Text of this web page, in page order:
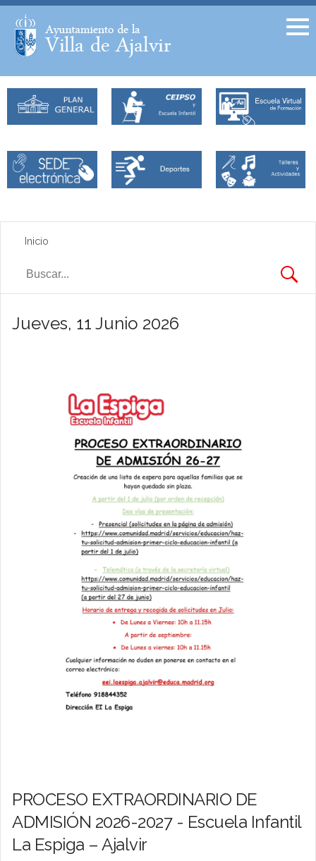
Facebook
Inicio
Jueves, 11 Junio 2026
PROCESO EXTRAORDINARIO DE
ADMISIÓN 2026-2027 - Escuela Infantil
La Espiga – Ajalvir